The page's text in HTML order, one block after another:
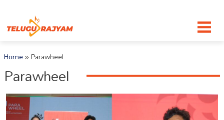
Home»Parawheel
Parawheel